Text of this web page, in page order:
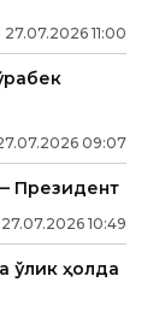
27.07.2026 11:00
.07.2026 09:07
Президент
27.07.2026 10:49
ўлик ҳолда